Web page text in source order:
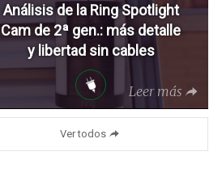
Análisis de la Ring Spotlight
Cam de 2ª gen.: más detalle
y libertad sin cables
Leer más
Ver todos